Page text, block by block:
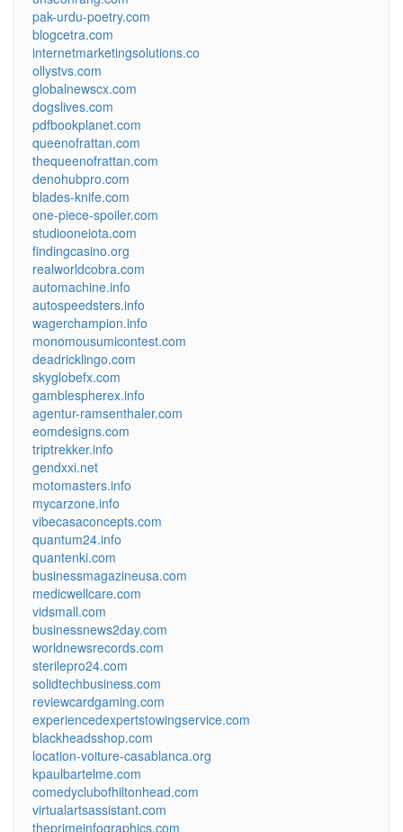
pak-urdu-poetry.com
blogcetra.com
internetmarketingsolutions.co
ollystvs.com
globalnewscx.com
dogslives.com
pdfbookplanet.com
queenofrattan.com
thequeenofrattan.com
denohubpro.com
blades-knife.com
one-piece-spoiler.com
studiooneiota.com
findingcasino.org
realworldcobra.com
automachine.info
autospeedsters.info
wagerchampion.info
monomousumicontest.com
deadricklingo.com
skyglobefx.com
gamblespherex.info
agentur-ramsenthaler.com
eomdesigns.com
triptrekker.info
gendxxi.net
motomasters.info
mycarzone.info
vibecasaconcepts.com
quantum24.info
quantenki.com
businessmagazineusa.com
medicwellcare.com
vidsmall.com
businessnews2day.com
worldnewsrecords.com
sterilepro24.com
solidtechbusiness.com
reviewcardgaming.com
experiencedexpertstowingservice.com
blackheadsshop.com
location-voiture-casablanca.org
kpaulbartelme.com
comedyclubofhiltonhead.com
virtualartsassistant.com
theprimeinfographics.com